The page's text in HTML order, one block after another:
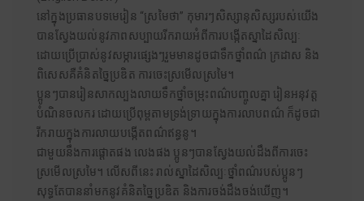
នៅក្នុងប្រធានបទមេរៀន “ស្រមៃថា” កុមារៗសិស្សានុសិស្សរបស់យើង
បានស្វែងយល់នូវភាពសប្បាយរីករាយអំពីការបង្កើតស្នាដៃសិល្បៈ
ដោយប្រើប្រាស់នូវសម្ភារផ្សេងៗរួមមានដូចជាទឹកថ្នាំពណ៌ ក្រដាស និង
ពិសេសគឺគំនិតច្នៃប្រឌិត ការចេះស្រមើលស្រមៃ។
ប្អូនៗបានរៀនសាកល្បងលាយទឹកថ្នាំចម្រុះពណ៌បញ្ចូលគ្នា រៀនអនុវត្ត
បំណិនចលករ​ ដោយប្រើពុម្ពតាមទ្រង់ទ្រាយក្នុងការលាបពណ៌ ក៏ដូចជា
រីករាយក្នុងការលាយបង្កើតពណ៌ឥន្ធនូ។
ជាមួយនឹងការផ្តោតផង លេងផង ប្អូនៗបានស្វែងយល់ដឹងពីការចេះ
ស្រមើលស្រមៃ។ លើសពីនេះ រាល់ស្នាដៃសិល្បៈថ្នាំពណ៌របស់ប្អូនៗ
សុទ្ធតែបាននាំមកនូវគំនិតច្នៃប្រឌិត និងការចង់ដឹងចង់ឃើញ។